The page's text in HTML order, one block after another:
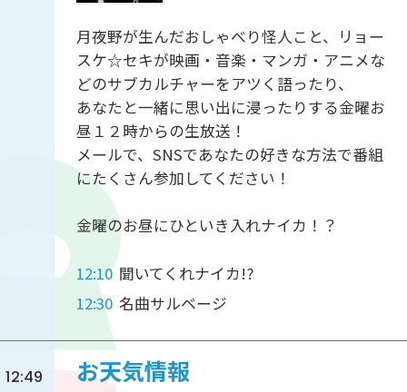
月夜野が生んだおしゃべり怪人こと、リョー
スケ☆セキが映画・音楽・マンガ・アニメな
どのサブカルチャーをアツく語ったり、
あなたと一緒に思い出に浸ったりする金曜お
昼１２時からの生放送！
メールで、SNSであなたの好きな方法で番組
にたくさん参加してください！
金曜のお昼にひといき入れナイカ！？
12:10 聞いてくれナイカ!?
12:30 名曲サルベージ
12:49
お天気情報